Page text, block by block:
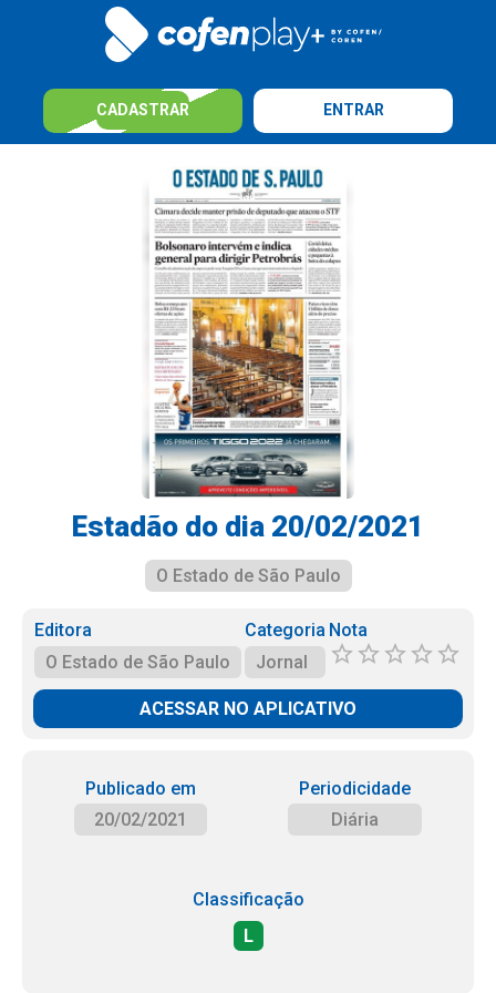
CADASTRAR ENTRAR
Estadão do dia 20/02/2021
O Estado de São Paulo
Editora
O Estado de São Paulo
Categoria
Jornal
Nota
ACESSAR NO APLICATIVO
Publicado em
20/02/2021
Periodicidade
Diária
Classificação
L